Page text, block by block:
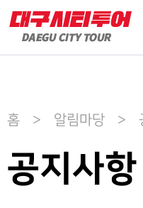
홈 > 알림마당 >
공지사항